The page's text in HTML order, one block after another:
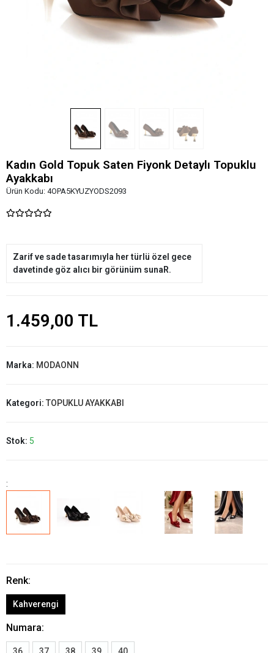
Kadın Gold Topuk Saten Fiyonk Detaylı Topuklu
Ayakkabı
Ürün Kodu: 4OPA5KYUZYODS2093
Zarif ve sade tasarımıyla her türlü özel gece
davetinde göz alıcı bir görünüm sunaR.
1.459,00 TL
Marka: MODAONN
Kategori: TOPUKLU AYAKKABI
Stok: 5
:
Renk:
Kahverengi
Numara:
36 37 38 39 40